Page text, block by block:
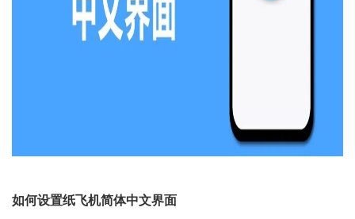
如何设置纸飞机简体中文界面